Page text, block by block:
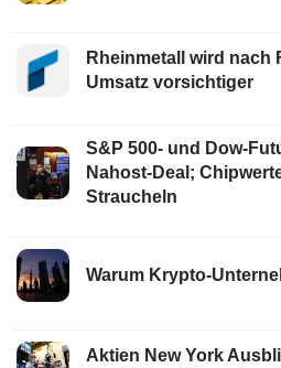
Rheinmetall wird nach
Umsatz vorsichtiger
S&P 500- und Dow-
Nahost-Deal;
Straucheln
Warum Krypto-
Aktien New York